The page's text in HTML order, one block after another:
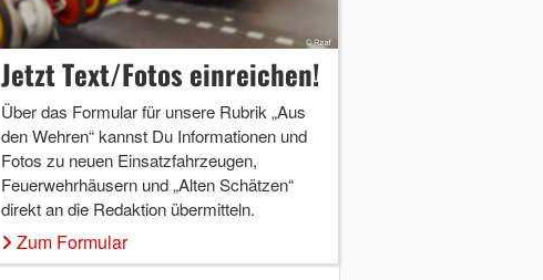
Jetzt Text/Fotos einreichen!
Über das Formular für unsere Rubrik „Aus
den Wehren“ kannst Du Informationen und
Fotos zu neuen Einsatzfahrzeugen,
Feuerwehrhäusern und „Alten Schätzen“
direkt an die Redaktion übermitteln.
Zum Formular